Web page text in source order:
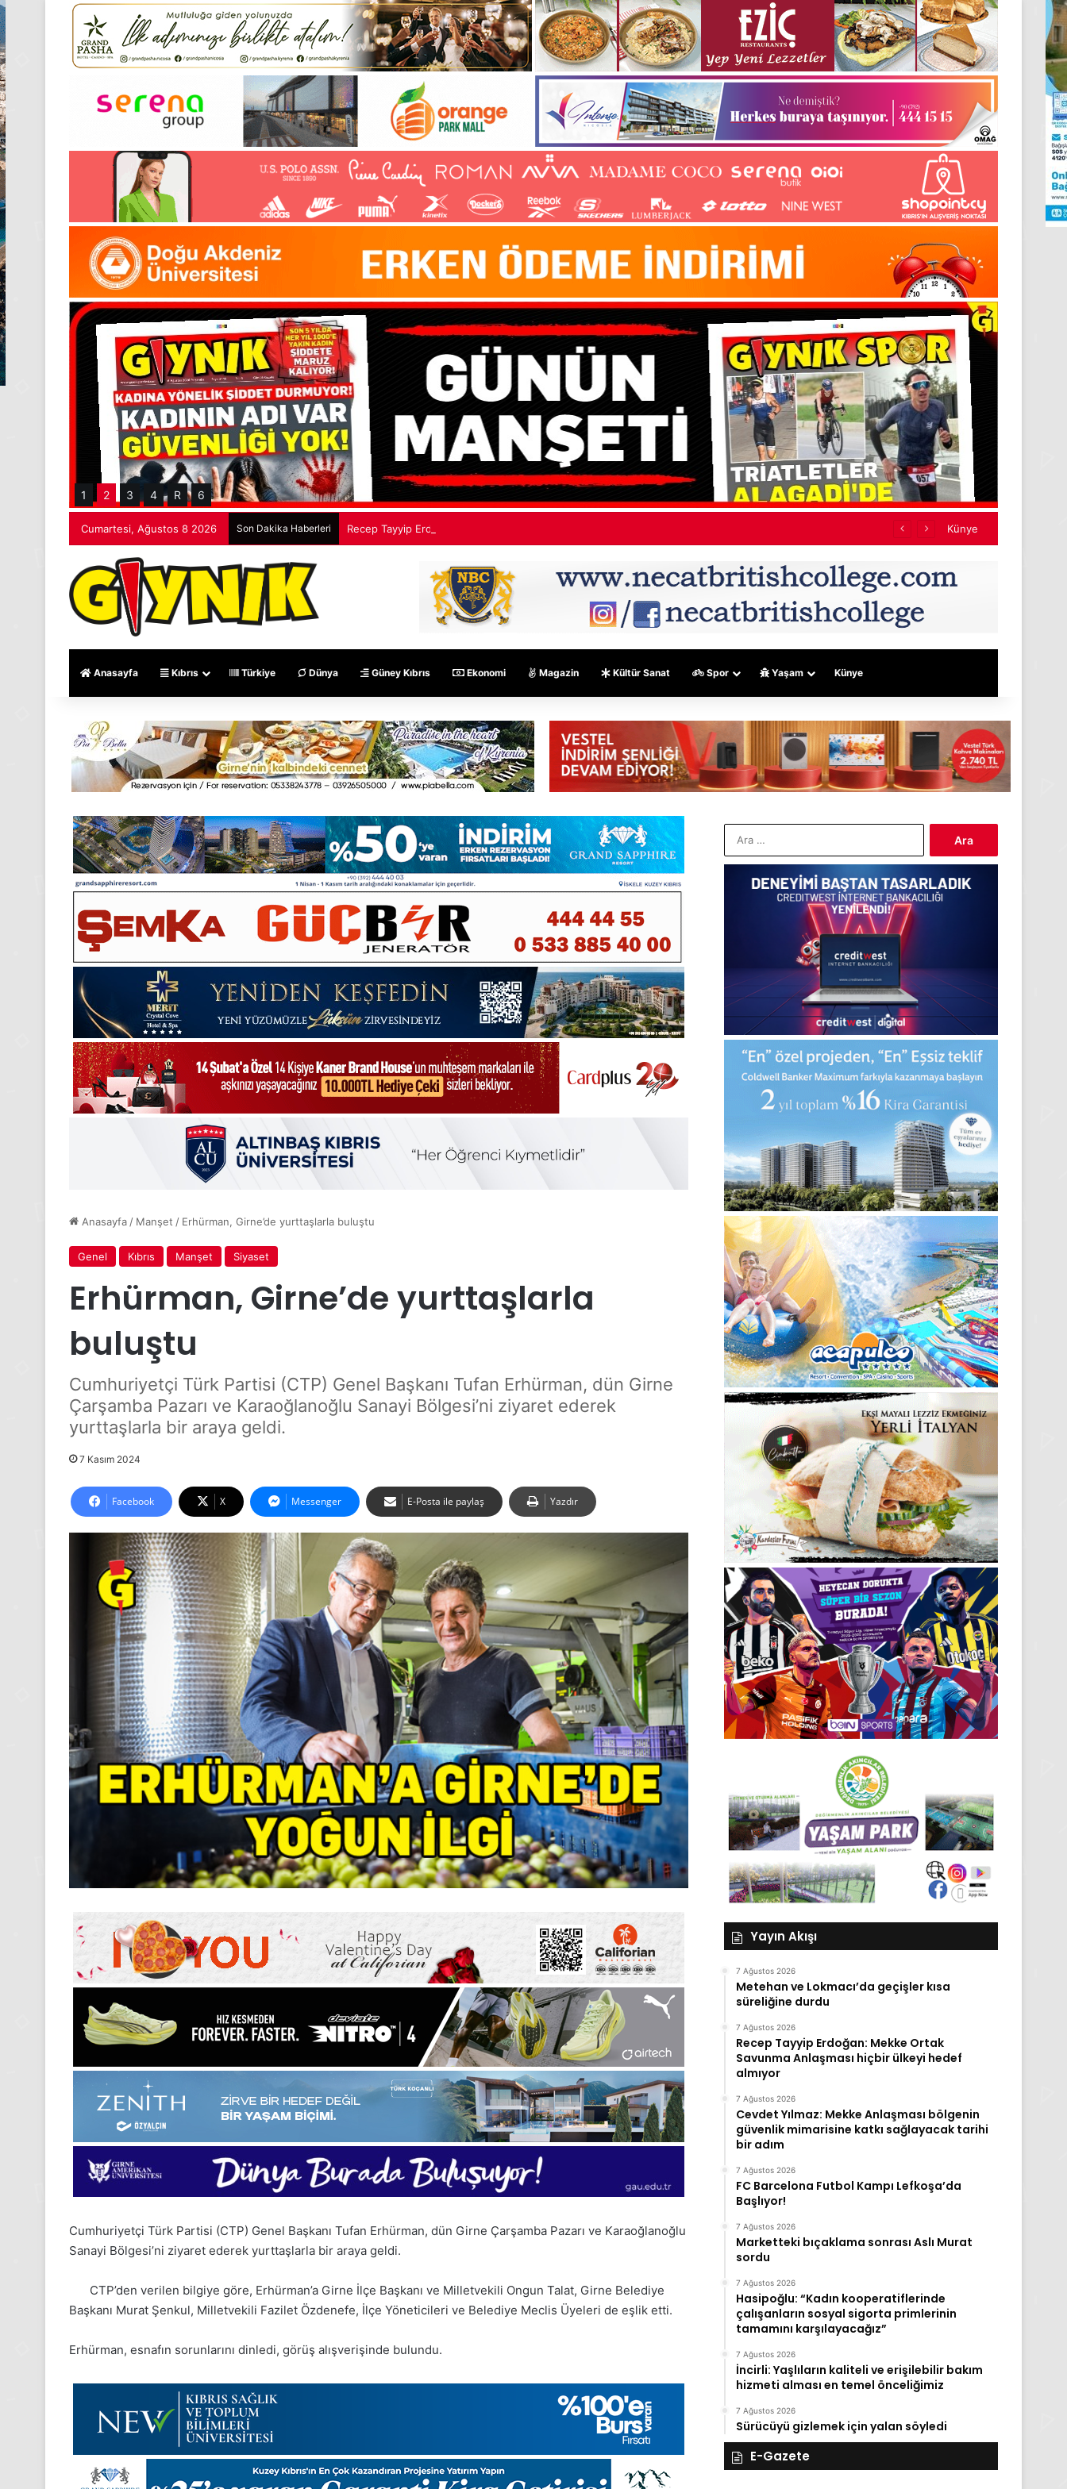
1 2 3 4 R 6
Cumartesi, Ağustos 8 2026 Son Dakika Haberleri Recep Tayyip Erdoğan: Mekke Ortak Savunma Anlaşması hiçbir ülkeyi hedef almıyor Künye
Anasayfa Kıbrıs Türkiye Dünya Güney Kıbrıs Ekonomi Magazin Kültür Sanat Spor Yaşam Künye
Anasayfa / Manşet / Erhürman, Girne’de yurttaşlarla buluştu
Genel Kıbrıs Manşet Siyaset
Erhürman, Girne’de yurttaşlarla
buluştu
Cumhuriyetçi Türk Partisi (CTP) Genel Başkanı Tufan Erhürman, dün Girne
Çarşamba Pazarı ve Karaoğlanoğlu Sanayi Bölgesi’ni ziyaret ederek
yurttaşlarla bir araya geldi.
7 Kasım 2024
Facebook X Messenger E-Posta ile paylaş Yazdır
Cumhuriyetçi Türk Partisi (CTP) Genel Başkanı Tufan Erhürman, dün Girne Çarşamba Pazarı ve Karaoğlanoğlu
Sanayi Bölgesi’ni ziyaret ederek yurttaşlarla bir araya geldi.
CTP’den verilen bilgiye göre, Erhürman’a Girne İlçe Başkanı ve Milletvekili Ongun Talat, Girne Belediye
Başkanı Murat Şenkul, Milletvekili Fazilet Özdenefe, İlçe Yöneticileri ve Belediye Meclis Üyeleri de eşlik etti.
Erhürman, esnafın sorunlarını dinledi, görüş alışverişinde bulundu.
Yayın Akışı
7 Ağustos 2026
Metehan ve Lokmacı’da geçişler kısa
süreliğine durdu
7 Ağustos 2026
Recep Tayyip Erdoğan: Mekke Ortak
Savunma Anlaşması hiçbir ülkeyi hedef
almıyor
7 Ağustos 2026
Cevdet Yılmaz: Mekke Anlaşması bölgenin
güvenlik mimarisine katkı sağlayacak tarihi
bir adım
7 Ağustos 2026
FC Barcelona Futbol Kampı Lefkoşa’da
Başlıyor!
7 Ağustos 2026
Marketteki bıçaklama sonrası Aslı Murat
sordu
7 Ağustos 2026
Hasipoğlu: “Kadın kooperatiflerinde
çalışanların sosyal sigorta primlerinin
tamamını karşılayacağız”
7 Ağustos 2026
İncirli: Yaşlıların kaliteli ve erişilebilir bakım
hizmeti alması en temel önceliğimiz
7 Ağustos 2026
Sürücüyü gizlemek için yalan söyledi
E-Gazete